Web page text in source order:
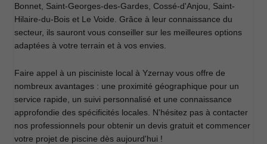
Bonnet, Saint-Georges-des-Gardes, Cossé-d'Anjou, Saint-
Hilaire-du-Bois et Le Voide. Grâce à leur connaissance du
secteur, ils sauront vous conseiller sur les meilleures options
adaptées à votre terrain et à vos envies.
Faire appel à un pisciniste local à Yzernay vous offre de
nombreux avantages : une proximité géographique pour un
service rapide, un suivi personnalisé et une connaissance
approfondie des spécificités locales. N'hésitez pas à contacter
nos professionnels pour obtenir un devis gratuit et commencer
votre projet de piscine dès aujourd'hui !